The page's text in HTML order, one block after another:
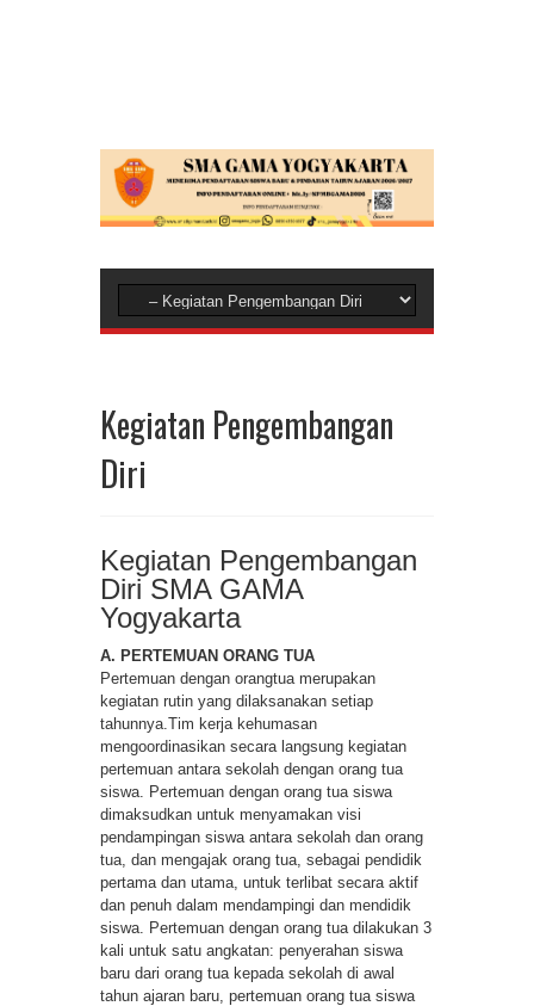
Kegiatan Pengembangan
Diri
Kegiatan Pengembangan
Diri SMA GAMA
Yogyakarta
A. PERTEMUAN ORANG TUA
Pertemuan dengan orangtua merupakan
kegiatan rutin yang dilaksanakan setiap
tahunnya.Tim kerja kehumasan
mengoordinasikan secara langsung kegiatan
pertemuan antara sekolah dengan orang tua
siswa. Pertemuan dengan orang tua siswa
dimaksudkan untuk menyamakan visi
pendampingan siswa antara sekolah dan orang
tua, dan mengajak orang tua, sebagai pendidik
pertama dan utama, untuk terlibat secara aktif
dan penuh dalam mendampingi dan mendidik
siswa. Pertemuan dengan orang tua dilakukan 3
kali untuk satu angkatan: penyerahan siswa
baru dari orang tua kepada sekolah di awal
tahun ajaran baru, pertemuan orang tua siswa